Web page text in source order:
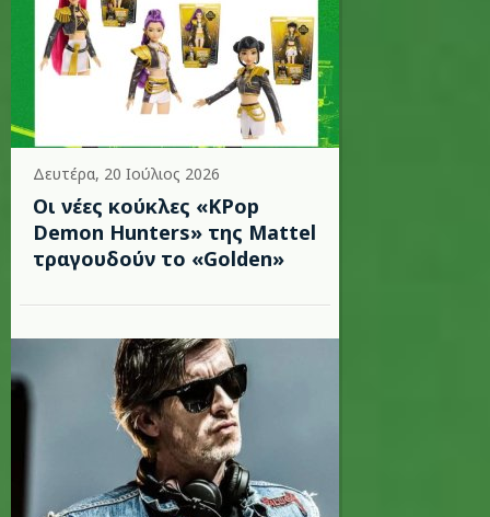
Δευτέρα, 20 Ιούλιος 2026
Οι νέες κούκλες «KPop
Demon Hunters» της Mattel
τραγουδούν το «Golden»